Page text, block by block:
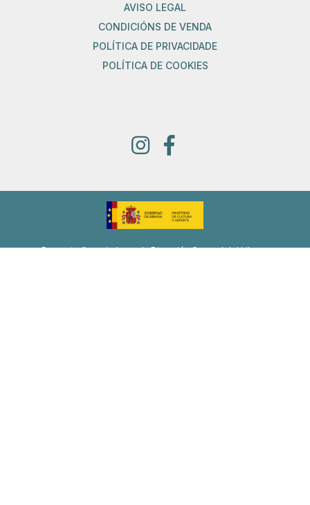
AVISO LEGAL
CONDICIÓNS DE VENDA
POLÍTICA DE PRIVACIDADE
POLÍTICA DE COOKIES
Proyecto financiado por la Dirección General del Libro y